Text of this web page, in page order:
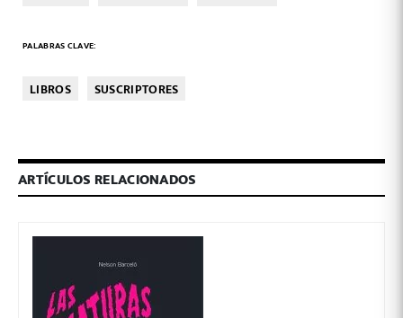
PALABRAS CLAVE:
LIBROS SUSCRIPTORES
ARTÍCULOS RELACIONADOS